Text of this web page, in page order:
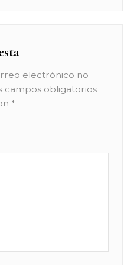
electrónico no
campos obligatorios
*